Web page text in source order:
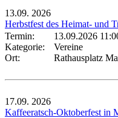
13.09. 2026
Herbstfest des Heimat- und
Termin:
13.09.2026
Kategorie:
Vereine
Ort:
Rathausplatz
17.09. 2026
Kaffeeratsch-Oktoberfest in